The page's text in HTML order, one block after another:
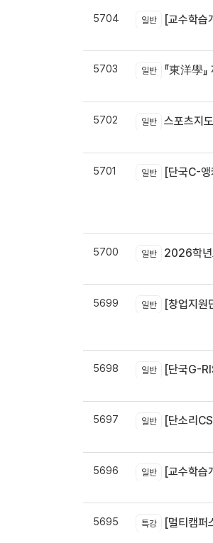
5704 일반 [교수학습
5703 일반 『東洋學』
5702 일반 스포츠지
5701 일반 [단국C-앵
5700 일반 2026학년
5699 일반 [창업지
5698 일반 [단국G-
5697 일반 [단소리CS
5696 일반 [교수학
5695 특강 [멀티캠